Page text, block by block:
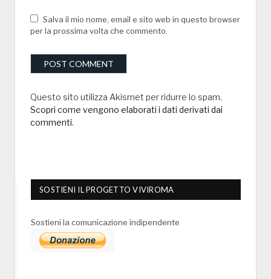
Salva il mio nome, email e sito web in questo browser
per la prossima volta che commento.
Questo sito utilizza Akismet per ridurre lo spam.
Scopri come vengono elaborati i dati derivati dai
commenti.
SOSTIENI IL PROGETTO VIVIROMA
Sostieni la comunicazione indipendente